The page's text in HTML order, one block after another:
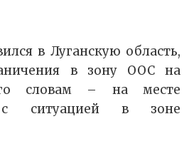
в Луганскую область,
в зону ООС на
словам – на месте
с ситуацией в зоне